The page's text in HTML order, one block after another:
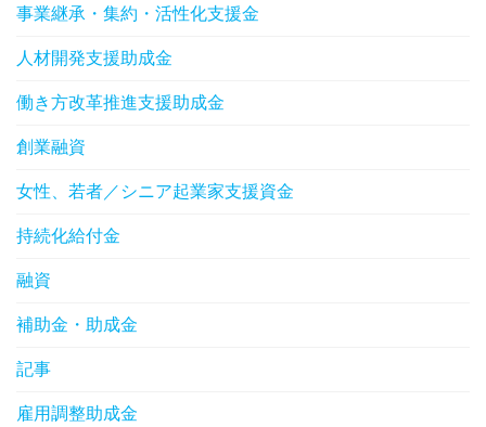
事業継承・集約・活性化支援金
人材開発支援助成金
働き方改革推進支援助成金
創業融資
女性、若者／シニア起業家支援資金
持続化給付金
融資
補助金・助成金
記事
雇用調整助成金